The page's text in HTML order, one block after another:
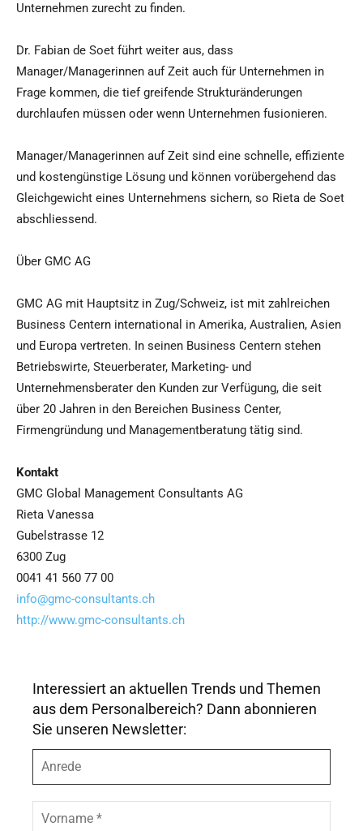
Unternehmen zurecht zu finden.
Dr. Fabian de Soet führt weiter aus, dass
Manager/Managerinnen auf Zeit auch für Unternehmen in
Frage kommen, die tief greifende Strukturänderungen
durchlaufen müssen oder wenn Unternehmen fusionieren.
Manager/Managerinnen auf Zeit sind eine schnelle, effiziente
und kostengünstige Lösung und können vorübergehend das
Gleichgewicht eines Unternehmens sichern, so Rieta de Soet
abschliessend.
Über GMC AG
GMC AG mit Hauptsitz in Zug/Schweiz, ist mit zahlreichen
Business Centern international in Amerika, Australien, Asien
und Europa vertreten. In seinen Business Centern stehen
Betriebswirte, Steuerberater, Marketing- und
Unternehmensberater den Kunden zur Verfügung, die seit
über 20 Jahren in den Bereichen Business Center,
Firmengründung und Managementberatung tätig sind.
Kontakt
GMC Global Management Consultants AG
Rieta Vanessa
Gubelstrasse 12
6300 Zug
0041 41 560 77 00
info@gmc-consultants.ch
http://www.gmc-consultants.ch
Interessiert an aktuellen Trends und Themen
aus dem Personalbereich? Dann abonnieren
Sie unseren Newsletter:
r
e